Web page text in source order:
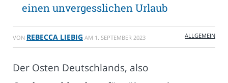
einen unvergesslichen Urlaub
VON REBECCA LIEBIG AM 1. SEPTEMBER 2023 ALLGEMEIN
Der Osten Deutschlands, also